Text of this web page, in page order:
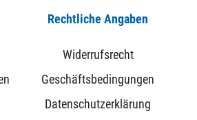
Rechtliche Angaben
Widerrufsrecht
Geschäftsbedingungen
Datenschutzerklärung